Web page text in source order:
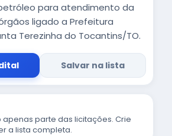
para atendimento da
ligado a Prefeitura
Terezinha do Tocantins/TO.
Salvar na lista
apenas parte das licitações. Crie
a lista completa.